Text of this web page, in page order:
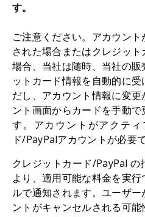
す。
ご注意ください。アカウン
された場合またはクレジッ
場合、当社は随時、当社の
ットカード情報を自動的に
だし、アカウント情報に変
ント画面からカードを手動
す。アカウントがアクテ
ド/PayPalアカウントが必要で
クレジットカード/PayPal
より、適用可能な料金を実
ルで通知されます。ユーザ
ントがキャンセルされる可